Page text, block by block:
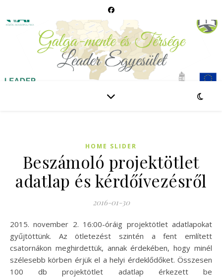
HOME SLIDER
Beszámoló projektötlet
adatlap és kérdőívezésről
2016-01-30
2015. november 2. 16:00-óráig projektötlet adatlapokat
gyűjtöttünk. Az ötletezést szintén a fent említett
csatornákon meghirdettük, annak érdekében, hogy minél
szélesebb körben érjük el a helyi érdeklődőket. Összesen
100 db projektötlet adatlap érkezett be